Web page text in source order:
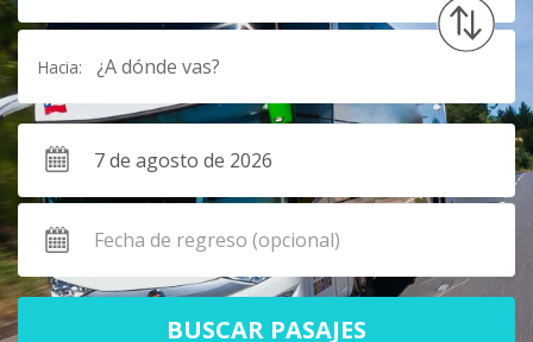
Hacia: ¿A dónde vas?
BUSCAR PASAJES